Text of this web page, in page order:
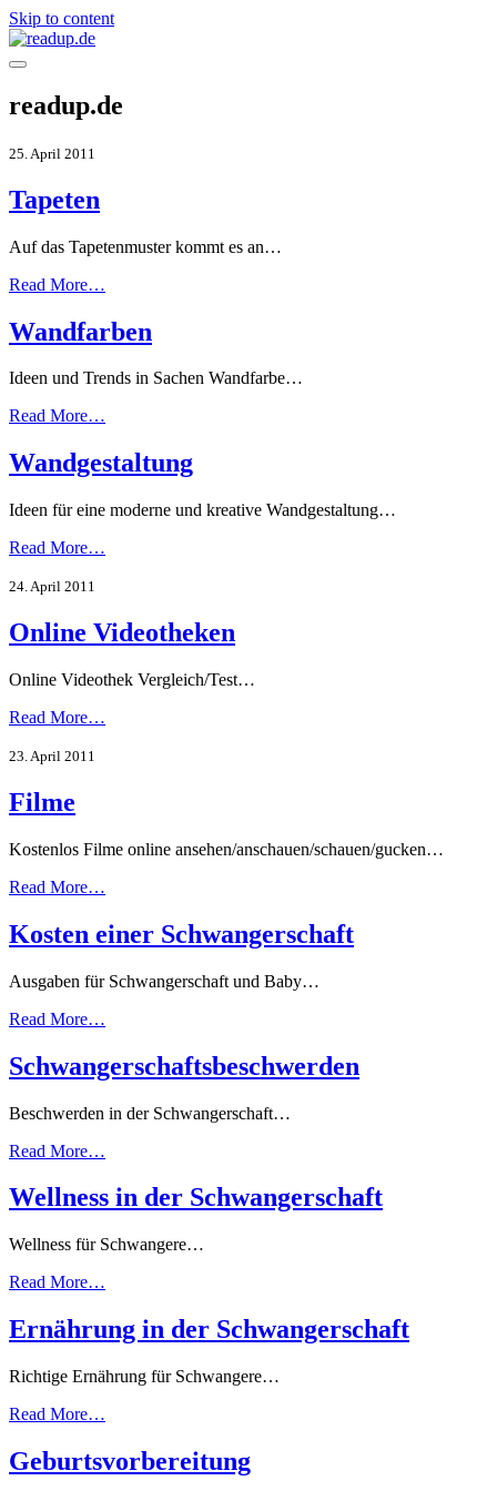
Skip to content
readup.de
25. April 2011
Tapeten
Auf das Tapetenmuster kommt es an…
Read More…
Wandfarben
Ideen und Trends in Sachen Wandfarbe…
Read More…
Wandgestaltung
Ideen für eine moderne und kreative Wandgestaltung…
Read More…
24. April 2011
Online Videotheken
Online Videothek Vergleich/Test…
Read More…
23. April 2011
Filme
Kostenlos Filme online ansehen/anschauen/schauen/gucken…
Read More…
Kosten einer Schwangerschaft
Ausgaben für Schwangerschaft und Baby…
Read More…
Schwangerschaftsbeschwerden
Beschwerden in der Schwangerschaft…
Read More…
Wellness in der Schwangerschaft
Wellness für Schwangere…
Read More…
Ernährung in der Schwangerschaft
Richtige Ernährung für Schwangere…
Read More…
Geburtsvorbereitung